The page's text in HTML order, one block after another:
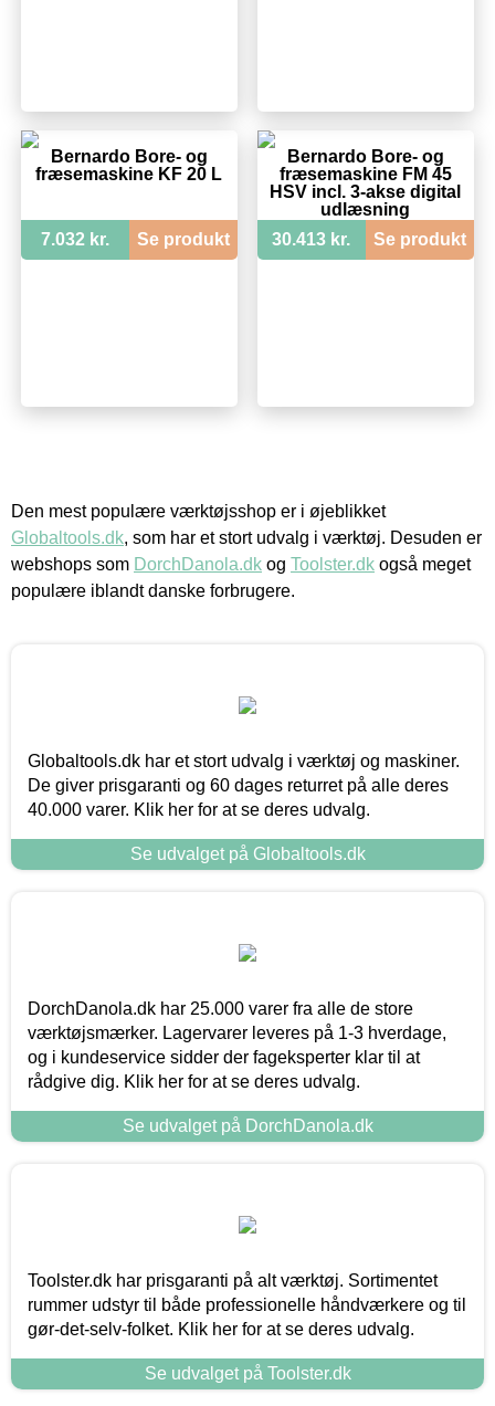
Bernardo Bore- og
fræsemaskine KF 20 L
7.032 kr. Se produkt
Bernardo Bore- og
fræsemaskine FM 45
HSV incl. 3-akse digital
udlæsning
30.413 kr.
Se produkt
Den mest populære værktøjsshop er i øjeblikket
Globaltools.dk, som har et stort udvalg i værktøj. Desuden er
webshops som DorchDanola.dk og Toolster.dk også meget
populære iblandt danske forbrugere.
Globaltools.dk har et stort udvalg i værktøj og maskiner.
De giver prisgaranti og 60 dages returret på alle deres
40.000 varer. Klik her for at se deres udvalg.
Se udvalget på Globaltools.dk
DorchDanola.dk har 25.000 varer fra alle de store
værktøjsmærker. Lagervarer leveres på 1-3 hverdage,
og i kundeservice sidder der fageksperter klar til at
rådgive dig. Klik her for at se deres udvalg.
Se udvalget på DorchDanola.dk
Toolster.dk har prisgaranti på alt værktøj. Sortimentet
rummer udstyr til både professionelle håndværkere og til
gør-det-selv-folket. Klik her for at se deres udvalg.
Se udvalget på Toolster.dk